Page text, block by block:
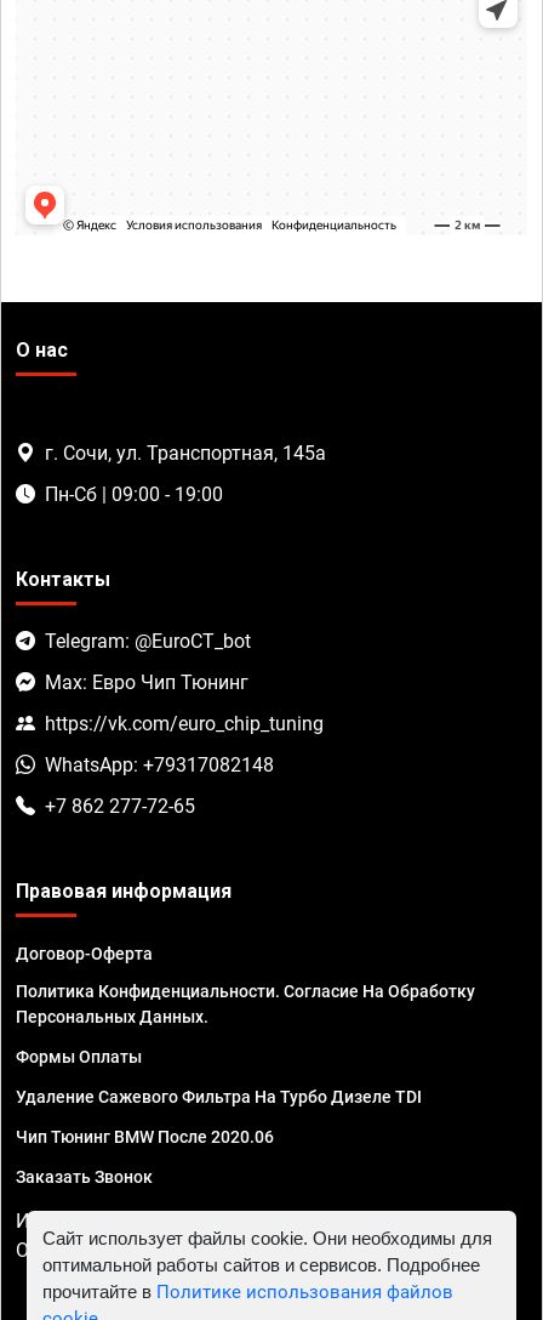
О нас
г. Сочи, ул. Транспортная, 145а
Пн-Сб | 09:00 - 19:00
Контакты
Telegram: @EuroCT_bot
Max: Евро Чип Тюнинг
https://vk.com/euro_chip_tuning
WhatsApp: +79317082148
+7 862 277-72-65
Правовая информация
Договор-Оферта
Политика Конфиденциальности. Согласие На Обработку
Персональных Данных.
Формы Оплаты
Удаление Сажевого Фильтра На Турбо Дизеле TDI
Чип Тюнинг BMW После 2020.06
Заказать Звонок
ИП Смирнов Георгий Павлович. ИНН 781302555843,
ОГРНИП 324470400032610
Сайт использует файлы cookie. Они необходимы для
оптимальной работы сайтов и сервисов. Подробнее
прочитайте в Политике использования файлов